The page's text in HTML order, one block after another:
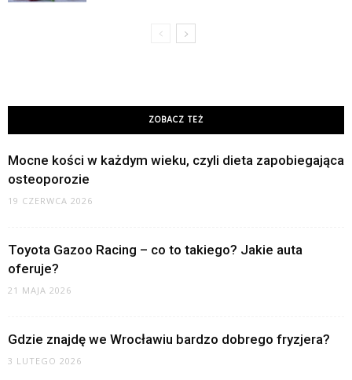
ZOBACZ TEŻ
Mocne kości w każdym wieku, czyli dieta zapobiegająca
osteoporozie
19 CZERWCA 2026
Toyota Gazoo Racing – co to takiego? Jakie auta
oferuje?
21 MAJA 2026
Gdzie znajdę we Wrocławiu bardzo dobrego fryzjera?
3 LUTEGO 2026